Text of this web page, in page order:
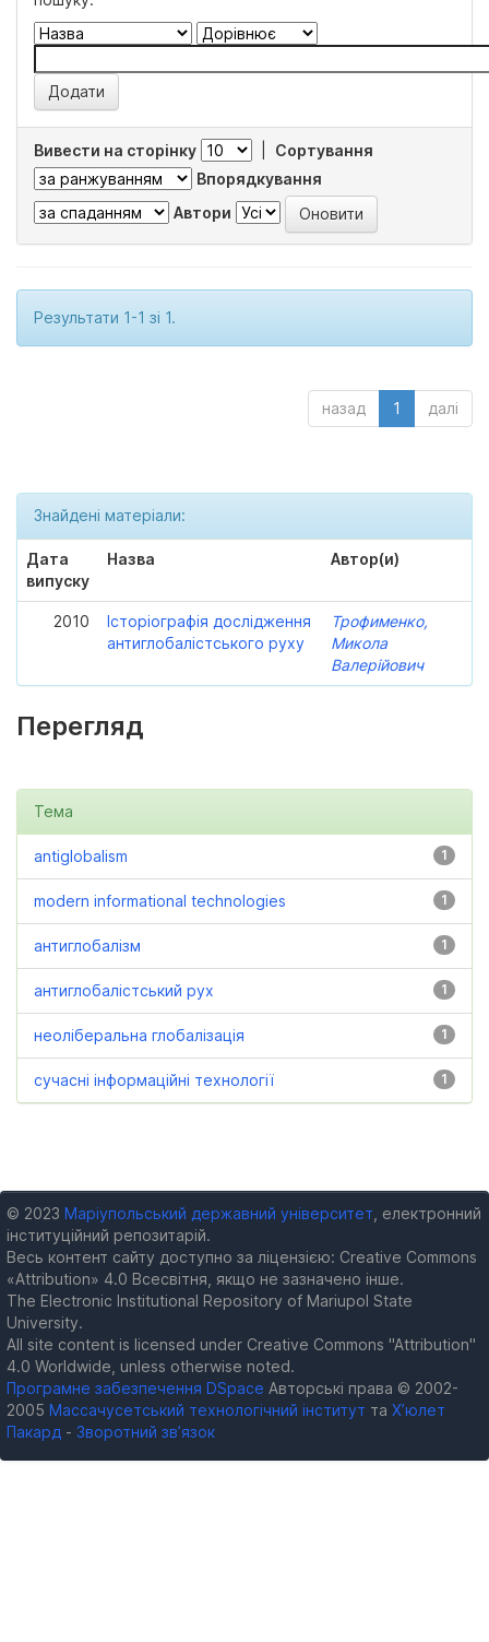
Вивести на сторінку
Сортування
Впорядкування
Автори
Результати 1-1 зі 1.
назад 1 далі
Знайдені матеріали:
Дата
випуску
Назва Автор(и)
2010
Історіографія дослідження
антиглобалістського руху
Трофименко,
Микола
Валерійович
Перегляд
Тема
1
antiglobalism
1
modern informational technologies
1
антиглобалізм
1
антиглобалістський рух
1
неоліберальна глобалізація
1
сучасні інформаційні технології
© 2023 Маріупольський державний університет , електронний
інституційний репозитарій.
Весь контент сайту доступно за ліцензією: Creative Commons
«Attribution» 4.0 Всесвітня, якщо не зазначено інше.
The Electronic Institutional Repository of Mariupol State
University.
All site content is licensed under Creative Commons "Attribution"
4.0 Worldwide, unless otherwise noted.
Програмне забезпечення DSpace Авторські права © 2002-
2005 Массачусетський технологічний інститут та Х’юлет
Пакард - Зворотний зв’язок